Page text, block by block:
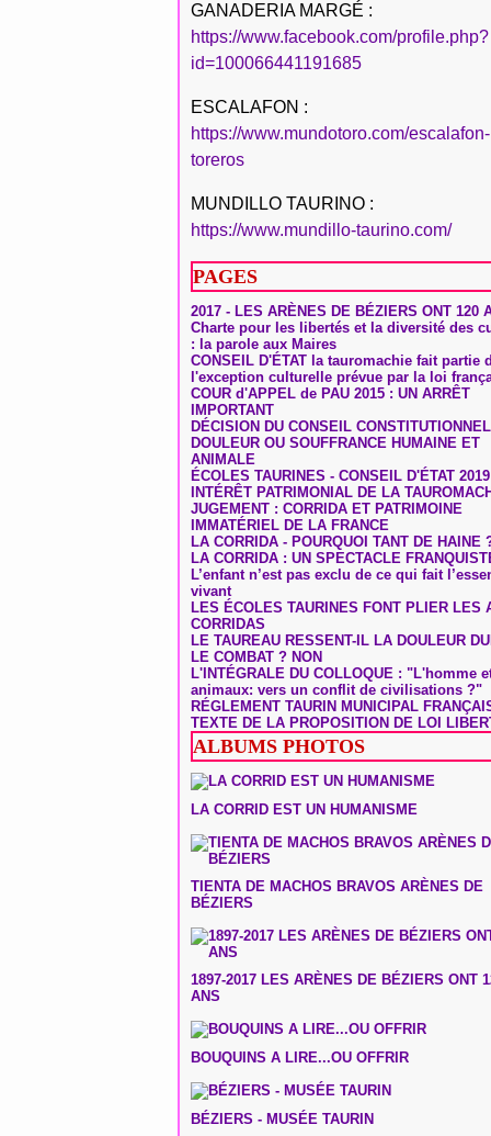
GANADERIA MARGÉ :
https://www.facebook.com/profile.php?
id=100066441191685
ESCALAFON :
https://www.mundotoro.com/escalafon-
toreros
MUNDILLO TAURINO :
https://www.mundillo-taurino.com/
PAGES
2017 - LES ARÈNES DE BÉZIERS ONT 120
Charte pour les libertés et la diversité des
: la parole aux Maires
CONSEIL D'ÉTAT la tauromachie fait partie
l'exception culturelle prévue par la loi
COUR d'APPEL de PAU 2015 : UN ARRÊT
IMPORTANT
DÉCISION DU CONSEIL CONSTITUTIONNEL
DOULEUR OU SOUFFRANCE HUMAINE ET
ANIMALE
ÉCOLES TAURINES - CONSEIL D'ÉTAT 2019
INTÉRÊT PATRIMONIAL DE LA
JUGEMENT : CORRIDA ET PATRIMOINE
IMMATÉRIEL DE LA FRANCE
LA CORRIDA - POURQUOI TANT DE HAINE
LA CORRIDA : UN SPECTACLE
L’enfant n’est pas exclu de ce qui fait
vivant
LES ÉCOLES TAURINES FONT PLIER LES
CORRIDAS
LE TAUREAU RESSENT-IL LA DOULEUR
LE COMBAT ? NON
L'INTÉGRALE DU COLLOQUE : "L'homme
animaux: vers un conflit de civilisations ?"
RÉGLEMENT TAURIN MUNICIPAL
TEXTE DE LA PROPOSITION DE LOI
ALBUMS PHOTOS
LA CORRID EST UN HUMANISME
TIENTA DE MACHOS BRAVOS ARÈNES DE
BÉZIERS
1897-2017 LES ARÈNES DE BÉZIERS ONT
ANS
BOUQUINS A LIRE...OU OFFRIR
BÉZIERS - MUSÉE TAURIN